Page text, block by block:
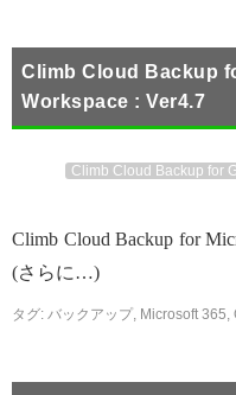
Climb Cloud Backup
Workspace : Ver4.7
Climb Cloud Backup for
Climb Cloud Backup for
(さらに…)
タグ: バックアップ, Microsoft 365,